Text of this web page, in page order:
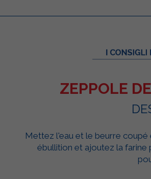
ZEPPOLE
Mettez l'eau et le beurre coupé
ébullition et ajoutez la